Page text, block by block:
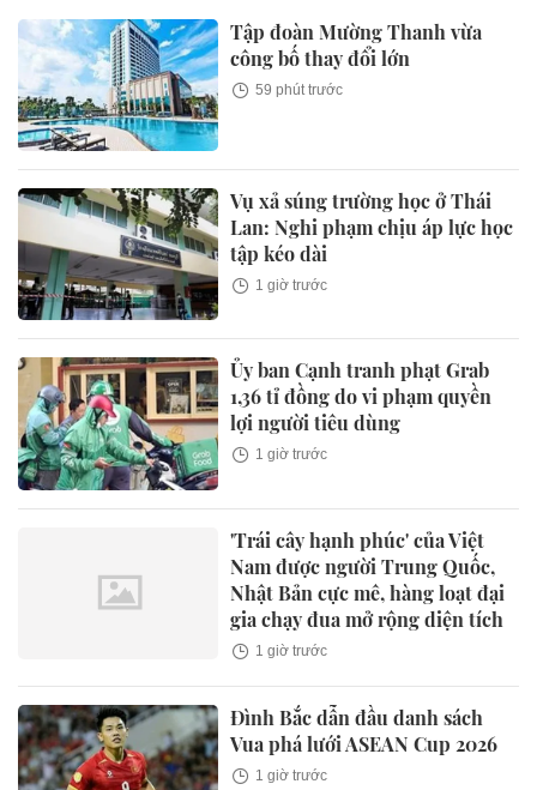
Tập đoàn Mường Thanh vừa
công bố thay đổi lớn
59 phút trước
Vụ xả súng trường học ở Thái
Lan: Nghi phạm chịu áp lực học
tập kéo dài
1 giờ trước
Ủy ban Cạnh tranh phạt Grab
1,36 tỉ đồng do vi phạm quyền
lợi người tiêu dùng
1 giờ trước
'Trái cây hạnh phúc' của Việt
Nam được người Trung Quốc,
Nhật Bản cực mê, hàng loạt đại
gia chạy đua mở rộng diện tích
1 giờ trước
Đình Bắc dẫn đầu danh sách
Vua phá lưới ASEAN Cup 2026
1 giờ trước